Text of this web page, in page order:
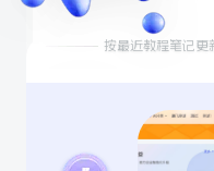
按最近教程笔记更